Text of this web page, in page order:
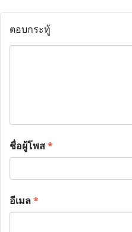
ตอบกระทู้
ชื่อผู้โพส*
อีเมล*